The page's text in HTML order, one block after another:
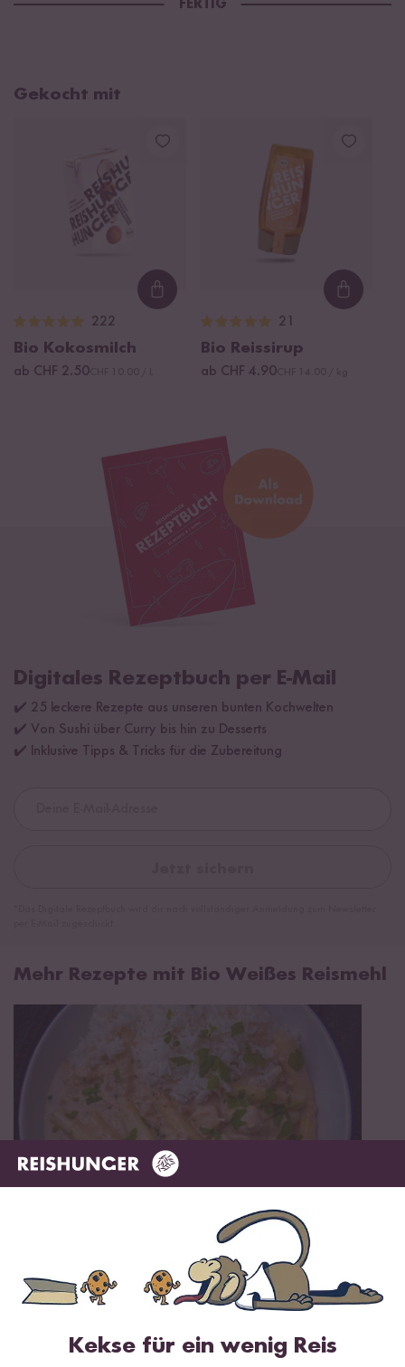
FERTIG
Gekocht mit
Loading...
222
Bio Kokosmilch
ab CHF 2.50
21
Bio Reissirup
ab CHF 4.90CHF 14.00 / kg
Digitales Rezeptbuch per E-Mail
✔️ 25 leckere Rezepte aus unseren bunten Kochwelten
✔️ Von Sushi über Curry bis hin zu Desserts
✔️ Inklusive Tipps & Tricks für die Zubereitung
Mehr Rezepte mit Bio Weißes Reismehl
Spargel-Hähnchen Pfanne
Kekse für ein wenig Reis